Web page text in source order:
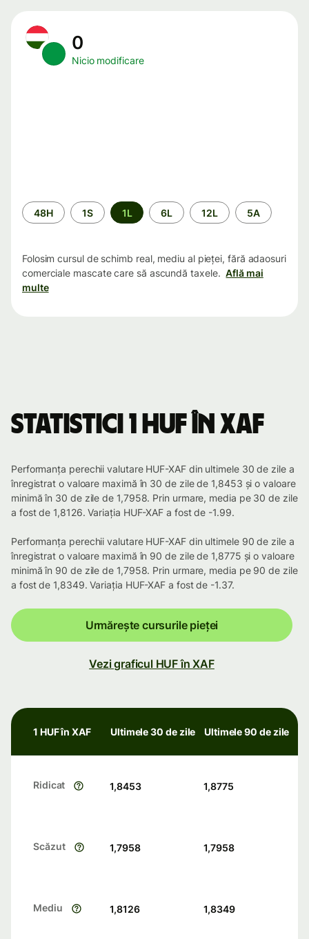
0
Nicio modificare
Perioada
48H 1S 1L 6L 12L 5A
Folosim cursul de schimb real, mediu al pieței, fără adaosuri
comerciale mascate care să ascundă taxele. Află mai
multe
Statistici 1 HUF în XAF
Performanța perechii valutare HUF-XAF din ultimele 30 de zile a
înregistrat o valoare maximă în 30 de zile de 1,8453 și o valoare
minimă în 30 de zile de 1,7958. Prin urmare, media pe 30 de zile
a fost de 1,8126. Variația HUF-XAF a fost de -1.99.
Performanța perechii valutare HUF-XAF din ultimele 90 de zile a
înregistrat o valoare maximă în 90 de zile de 1,8775 și o valoare
minimă în 90 de zile de 1,7958. Prin urmare, media pe 90 de zile
a fost de 1,8349. Variația HUF-XAF a fost de -1.37.
Urmărește cursurile pieței
Vezi graficul HUF în XAF
1 HUF în XAF Ultimele 30 de zile Ultimele 90 de zile
Ridicat 1,8453 1,8775
Scăzut 1,7958 1,7958
Mediu 1,8126 1,8349